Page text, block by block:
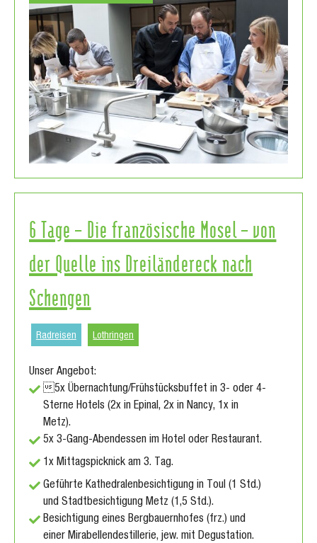
6 Tage – Die französische Mosel – von
der Quelle ins Dreiländereck nach
Schengen
Radreisen Lothringen
Unser Angebot:
5x Übernachtung/Frühstücksbuffet in 3- oder 4-
Sterne Hotels (2x in Epinal, 2x in Nancy, 1x in
Metz).
5x 3-Gang-Abendessen im Hotel oder Restaurant.
1x Mittagspicknick am 3. Tag.
Geführte Kathedralenbesichtigung in Toul (1 Std.)
und Stadtbesichtigung Metz (1,5 Std.).
Besichtigung eines Bergbauernhofes (frz.) und
einer Mirabellendestillerie, jew. mit Degustation.